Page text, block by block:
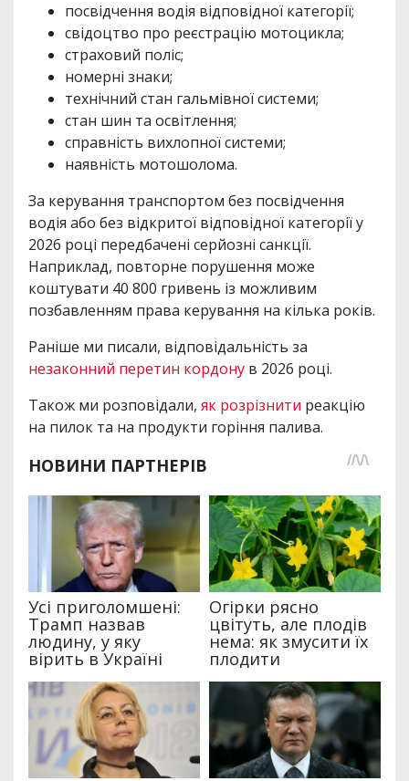
посвідчення водія відповідної категорії;
свідоцтво про реєстрацію мотоцикла;
страховий поліс;
номерні знаки;
технічний стан гальмівної системи;
стан шин та освітлення;
справність вихлопної системи;
наявність мотошолома.
За керування транспортом без посвідчення
водія або без відкритої відповідної категорії у
2026 році передбачені серйозні санкції.
Наприклад, повторне порушення може
коштувати 40 800 гривень із можливим
позбавленням права керування на кілька років.
Раніше ми писали, відповідальність за
незаконний перетин кордону в 2026 році.
Також ми розповідали, як розрізнити реакцію
на пилок та на продукти горіння палива.